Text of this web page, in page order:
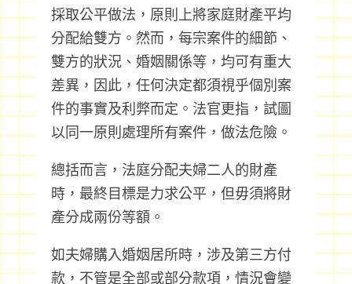
採取公平做法，原則上將家庭財產平均
分配給雙方。然而，每宗案件的細節、
雙方的狀況、婚姻關係等，均可有重大
差異，因此，任何決定都須視乎個別案
件的事實及利弊而定。法官更指，試圖
以同一原則處理所有案件，做法危險。
總括而言，法庭分配夫婦二人的財產
時，最終目標是力求公平，但毋須將財
產分成兩份等額。
如夫婦購入婚姻居所時，涉及第三方付
款，不管是全部或部分款項，情況會變